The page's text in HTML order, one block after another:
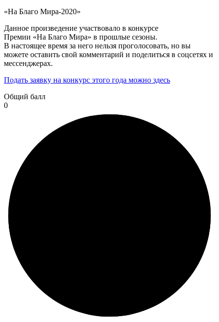
«На Благо Мира-2020»
Данное произведение участвовало в конкурсе
Премии «На Благо Мира» в прошлые сезоны.
В настоящее время за него нельзя проголосовать, но вы
можете оставить свой комментарий и поделиться в соцсетях и
мессенджерах.
Подать заявку на конкурс этого года можно здесь
Общий балл
0